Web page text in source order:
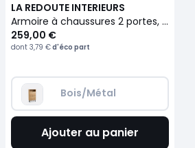
LA REDOUTE INTERIEURS
Armoire à chaussures 2 portes, Jarta
259,00 €
dont 3,79 €d'éco part
Bois/Métal
Ajouter au panier